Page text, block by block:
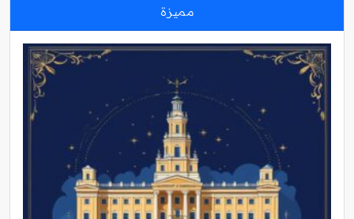
مميزة